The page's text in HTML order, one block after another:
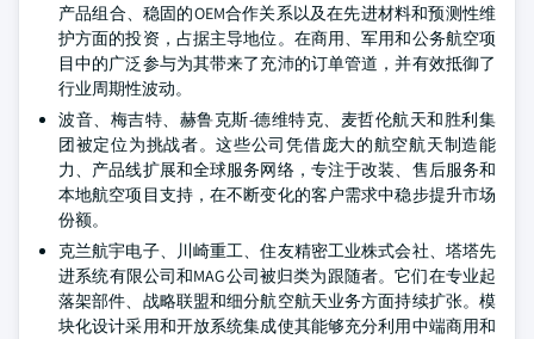
产品组合、稳固的OEM合作关系以及在先进材料和预测性维
护方面的投资，占据主导地位。在商用、军用和公务航空项
目中的广泛参与为其带来了充沛的订单管道，并有效抵御了
行业周期性波动。
波音、梅吉特、赫鲁克斯-德维特克、麦哲伦航天和胜利集
团被定位为挑战者。这些公司凭借庞大的航空航天制造能
力、产品线扩展和全球服务网络，专注于改装、售后服务和
本地航空项目支持，在不断变化的客户需求中稳步提升市场
份额。
克兰航宇电子、川崎重工、住友精密工业株式会社、塔塔先
进系统有限公司和MAG公司被归类为跟随者。它们在专业起
落架部件、战略联盟和细分航空航天业务方面持续扩张。模
块化设计采用和开放系统集成使其能够充分利用中端商用和